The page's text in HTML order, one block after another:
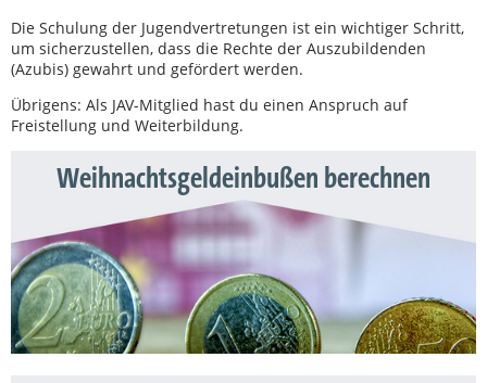
Die Schulung der Jugendvertretungen ist ein wichtiger Schritt,
um sicherzustellen, dass die Rechte der Auszubildenden
(Azubis) gewahrt und gefördert werden.
Übrigens: Als JAV-Mitglied hast du einen Anspruch auf
Freistellung und Weiterbildung.
Weihnachtsgeldeinbußen berechnen